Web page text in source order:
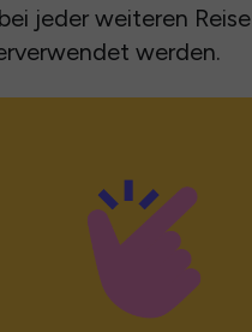
jeder weiteren Reise
werden.